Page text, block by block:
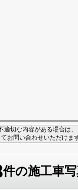
適切な内容がある場合は、
お問い合わせいただけます
件の施工車